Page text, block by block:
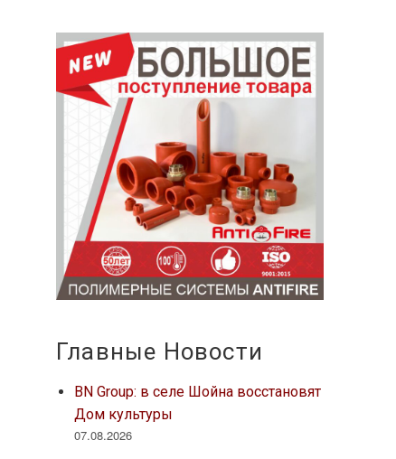
Главные Новости
BN Group: в селе Шойна восстановят
Дом культуры
07.08.2026